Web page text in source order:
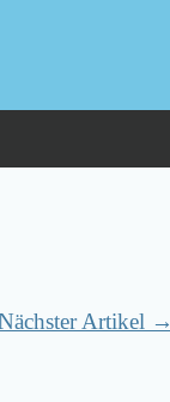
Artikel →